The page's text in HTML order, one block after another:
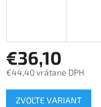
€36,10
€44,40 vrátane DPH
Jednotková
cena:
ZVOĽTE VARIANT